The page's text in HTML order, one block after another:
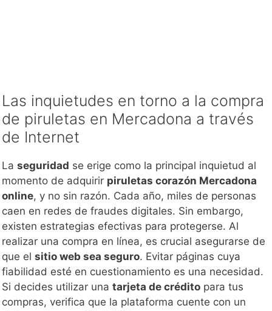
Las inquietudes en torno a la compra
de piruletas en Mercadona a través
de Internet
La seguridad se erige como la principal inquietud al
momento de adquirir piruletas corazón Mercadona
online, y no sin razón. Cada año, miles de personas
caen en redes de fraudes digitales. Sin embargo,
existen estrategias efectivas para protegerse. Al
realizar una compra en línea, es crucial asegurarse de
que el sitio web sea seguro. Evitar páginas cuya
fiabilidad esté en cuestionamiento es una necesidad.
Si decides utilizar una tarjeta de crédito para tus
compras, verifica que la plataforma cuente con un